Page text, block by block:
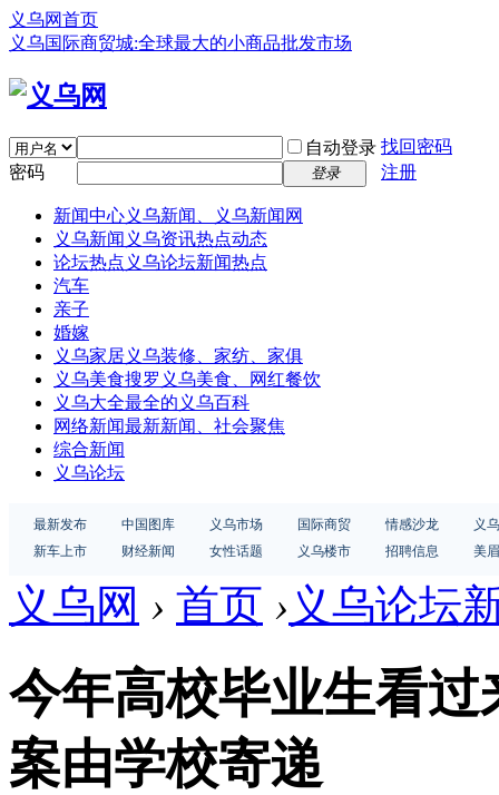
义乌网首页
义乌国际商贸城:全球最大的小商品批发市场
自动登录 找回密码
密码
登录 注册
新闻中心义乌新闻、义乌新闻网
义乌新闻 义乌资讯热点动态
论坛热点 义乌论坛新闻热点
汽车
亲子
婚嫁
义乌家居义乌装修、家纺、家俱
义乌美食搜罗义乌美食、网红餐饮
义乌大全最全的义乌百科
网络新闻最新新闻、社会聚焦
综合新闻
义乌论坛
最新发布 中国图库 义乌市场 国际商贸 情感沙龙
义
新车上市
财经新闻 女性话题 义乌楼市 招聘信息 美
义乌网 › 首页 › 义乌论坛
今年高校毕业生看
案由学校寄递